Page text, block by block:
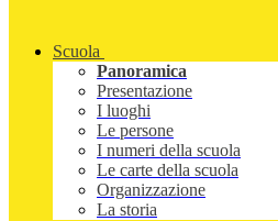
Scuola
Panoramica
Presentazione
I luoghi
Le persone
I numeri della scuola
Le carte della scuola
Organizzazione
La storia